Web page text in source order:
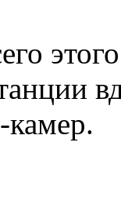
камер.